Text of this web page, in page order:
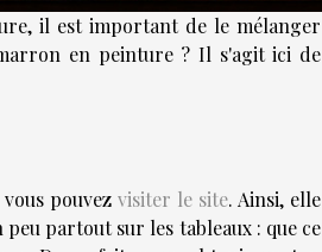
il est important de le mélanger
en peinture ? Il s'agit ici de
pouvezvisiter le site. Ainsi, elle
partout sur les tableaux : que ce